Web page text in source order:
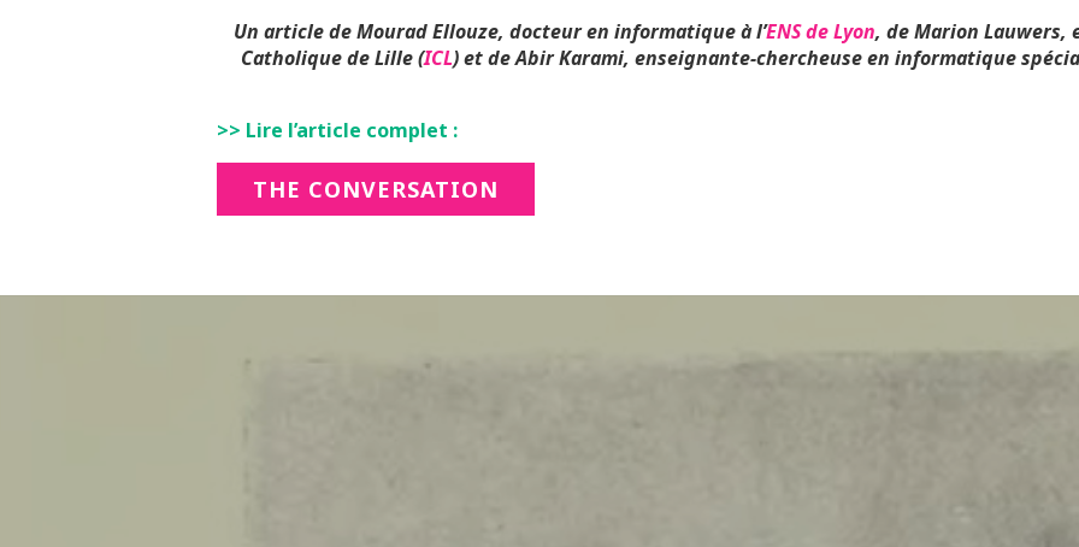
Un article de Mourad Ellouze, docteur en informatique à l’ENS de Lyon, de Marion Lauwers,
Catholique de Lille (ICL) et de Abir Karami, enseignante-chercheuse en informatique
>> Lire l’article complet :
THE CONVERSATION